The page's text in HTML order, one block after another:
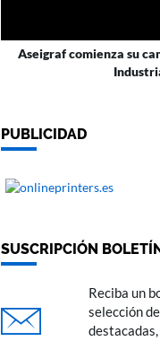
Aseigraf comienza su
PUBLICIDAD
SUSCRIPCIÓN
Reciba un
selección